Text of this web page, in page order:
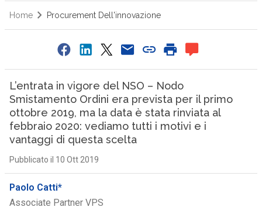
Home Procurement Dell'innovazione
L’entrata in vigore del NSO – Nodo
Smistamento Ordini era prevista per il primo
ottobre 2019, ma la data è stata rinviata al
febbraio 2020: vediamo tutti i motivi e i
vantaggi di questa scelta
Pubblicato il 10 Ott 2019
Paolo Catti*
Associate Partner VPS